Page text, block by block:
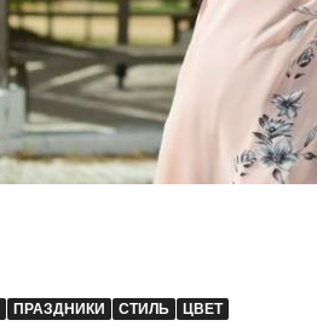
ПРАЗДНИКИ СТИЛЬ ЦВЕТ